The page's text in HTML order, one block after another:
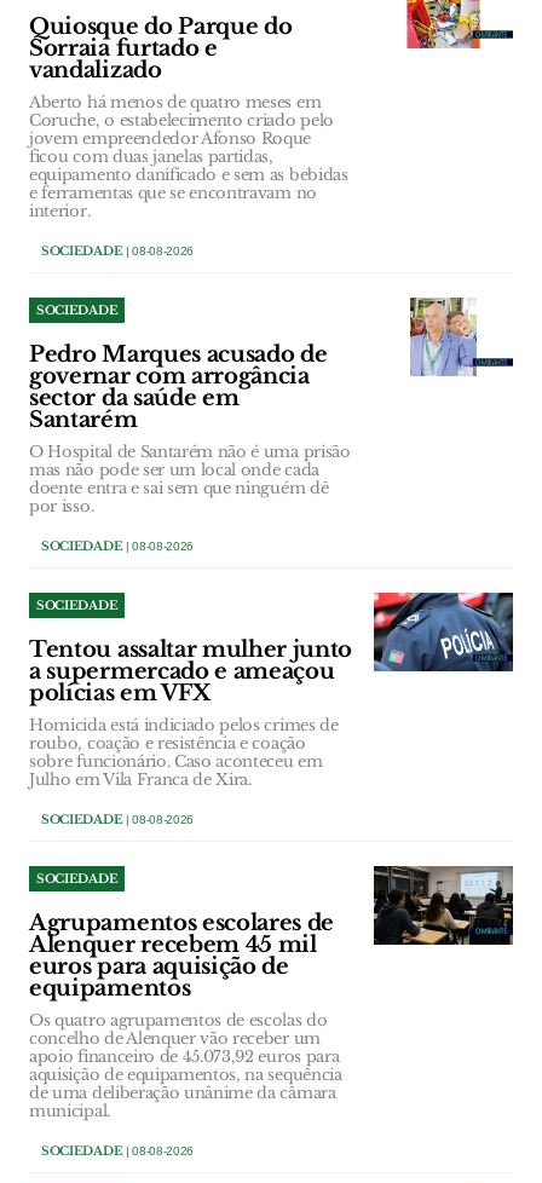
Quiosque do Parque do
Sorraia furtado e
vandalizado
Aberto há menos de quatro meses em
Coruche, o estabelecimento criado pelo
jovem empreendedor Afonso Roque
ficou com duas janelas partidas,
equipamento danificado e sem as bebidas
e ferramentas que se encontravam no
interior.
SOCIEDADE| 08-08-2026
SOCIEDADE
Pedro Marques acusado de
governar com arrogância
sector da saúde em
Santarém
O Hospital de Santarém não é uma prisão
mas não pode ser um local onde cada
doente entra e sai sem que ninguém dê
por isso.
SOCIEDADE| 08-08-2026
SOCIEDADE
Tentou assaltar mulher junto
a supermercado e ameaçou
polícias em VFX
Homicida está indiciado pelos crimes de
roubo, coação e resistência e coação
sobre funcionário. Caso aconteceu em
Julho em Vila Franca de Xira.
SOCIEDADE| 08-08-2026
SOCIEDADE
Agrupamentos escolares de
Alenquer recebem 45 mil
euros para aquisição de
equipamentos
Os quatro agrupamentos de escolas do
concelho de Alenquer vão receber um
apoio financeiro de 45.073,92 euros para
aquisição de equipamentos, na sequência
de uma deliberação unânime da câmara
municipal.
SOCIEDADE| 08-08-2026